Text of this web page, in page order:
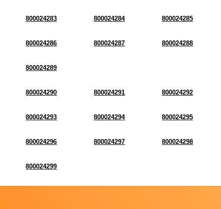
800024283 800024284 800024285
800024286 800024287 800024288
800024289
800024290 800024291 800024292
800024293 800024294 800024295
800024296 800024297 800024298
800024299